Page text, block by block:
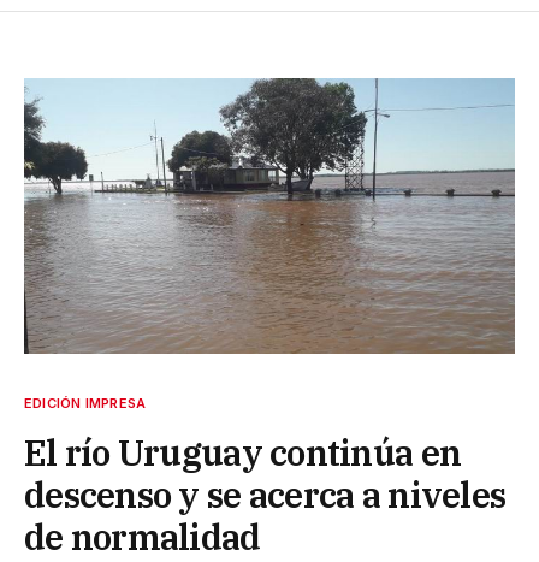
EDICIÓN IMPRESA
El río Uruguay continúa en
descenso y se acerca a niveles
de normalidad